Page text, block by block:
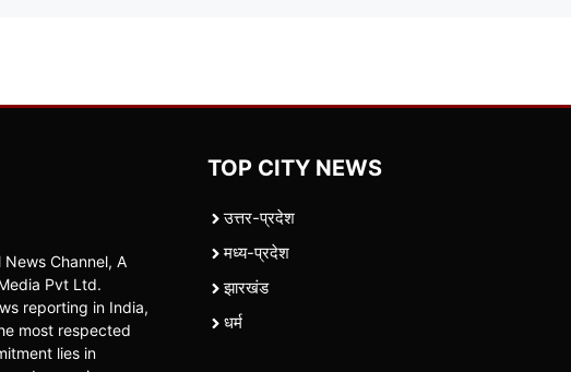
Channel, A
Pvt Ltd.
reporting in India,
most respected
lies in
TOP CITY NEWS
उत्तर-प्रदेश
मध्य-प्रदेश
झारखंड
धर्म